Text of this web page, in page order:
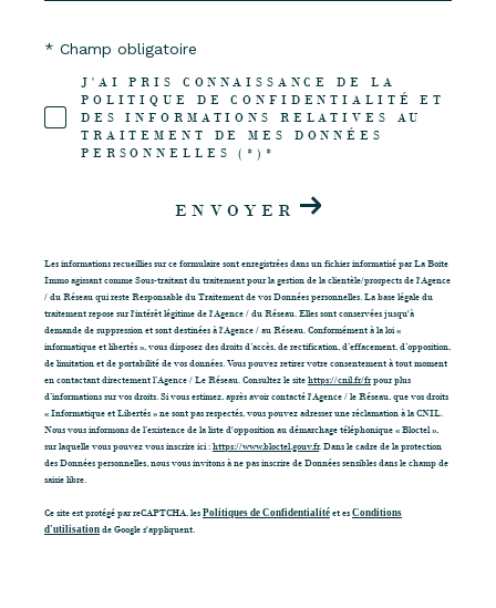
J'AI PRIS CONNAISSANCE DE LA
POLITIQUE DE CONFIDENTIALITÉ ET
DES INFORMATIONS RELATIVES AU
TRAITEMENT DE MES DONNÉES
PERSONNELLES (*)*
* Champ obligatoire
ENVOYER
Les informations recueillies sur ce formulaire sont enregistrées dans un fichier informatisé par La Boite
Immo agissant comme Sous-traitant du traitement pour la gestion de la clientèle/prospects de l'Agence
/ du Réseau qui reste Responsable du Traitement de vos Données personnelles. La base légale du
traitement repose sur l'intérêt légitime de l'Agence / du Réseau. Elles sont conservées jusqu'à
demande de suppression et sont destinées à l'Agence / au Réseau. Conformément à la loi «
informatique et libertés », vous disposez des droits d’accès, de rectification, d’effacement, d’opposition,
de limitation et de portabilité de vos données. Vous pouvez retirer votre consentement à tout moment
en contactant directement l’Agence / Le Réseau. Consultez le sitehttps://cnil.fr/frpour plus
d’informations sur vos droits. Si vous estimez, après avoir contacté l'Agence / le Réseau, que vos droits
« Informatique et Libertés » ne sont pas respectés, vous pouvez adresser une réclamation à la CNIL.
Nous vous informons de l’existence de la liste d'opposition au démarchage téléphonique « Bloctel »,
sur laquelle vous pouvez vous inscrire ici :https://www.bloctel.gouv.fr. Dans le cadre de la protection
des Données personnelles, nous vous invitons à ne pas inscrire de Données sensibles dans le champ de
saisie libre.
Ce site est protégé par reCAPTCHA, les Politiques de Confidentialité et es Conditions
d'utilisation de Google s'appliquent.